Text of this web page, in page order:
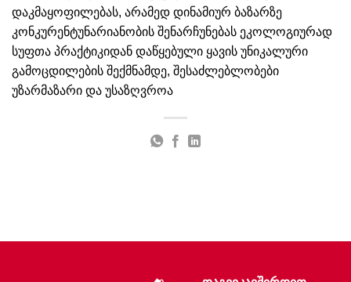
დაკმაყოფილებას, არამედ დინამიურ ბაზარზე
კონკურენტუნარიანობის შენარჩუნებას ეკოლოგიურად
სუფთა პრაქტიკიდან დაწყებული ყავის უნიკალური
გამოცდილების შექმნამდე, შესაძლებლობები
უზარმაზარი და უსაზღვროა